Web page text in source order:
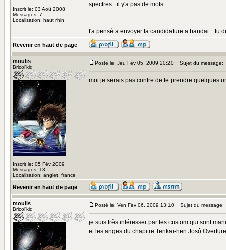
Inscrit le: 03 Aoû 2008
Messages: 7
Localisation: haut rhin
spectres...il y'a pas de mots.....
t'a pensé a envoyer ta candidature a bandai....tu
Revenir en haut de page
moulis
Bricol'kid
Inscrit le: 05 Fév 2009
Messages: 13
Localisation: anglet, france
Posté le: Jeu Fév 05, 2009 20:20 Sujet du message:
moi je serais pas contre de te prendre quelques
Revenir en haut de page
moulis
Bricol'kid
Posté le: Ven Fév 06, 2009 13:10 Sujet du message:
je suis très intéresser par tes custom qui sont
et les anges du chapitre Tenkai-hen Josô